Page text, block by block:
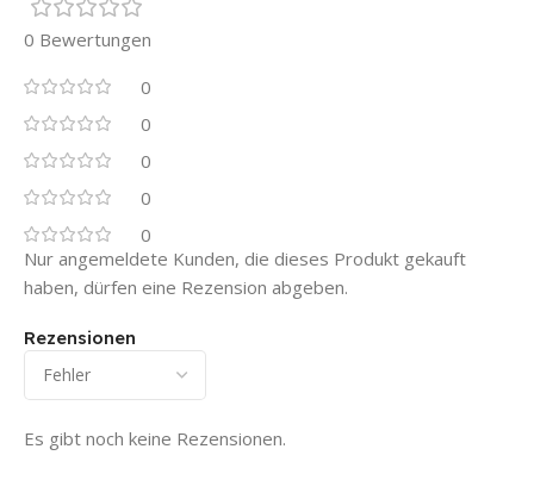
0 Bewertungen
0
0
0
0
0
Rezensionen
Es gibt noch keine Rezensionen.
Nur angemeldete Kunden, die dieses Produkt gekauft
haben, dürfen eine Rezension abgeben.